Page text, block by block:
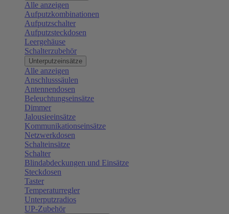
Alle anzeigen
Aufputzkombinationen
Aufputzschalter
Aufputzsteckdosen
Leergehäuse
Schalterzubehör
Unterputzeinsätze
Alle anzeigen
Anschlusssäulen
Antennendosen
Beleuchtungseinsätze
Dimmer
Jalousieeinsätze
Kommunikationseinsätze
Netzwerkdosen
Schalteinsätze
Schalter
Blindabdeckungen und Einsätze
Steckdosen
Taster
Temperaturregler
Unterputzradios
UP-Zubehör